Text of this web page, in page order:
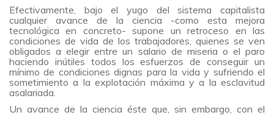
Efectivamente, bajo el yugo del sistema capitalista
cualquier avance de la ciencia -como esta mejora
tecnológica en concreto- supone un retroceso en las
condiciones de vida de los trabajadores, quienes se ven
obligados a elegir entre un salario de miseria o el paro
haciendo inútiles todos los esfuerzos de conseguir un
mínimo de condiciones dignas para la vida y sufriendo el
sometimiento a la explotación máxima y a la esclavitud
asalariada.
Un avance de la ciencia éste que, sin embargo, con el